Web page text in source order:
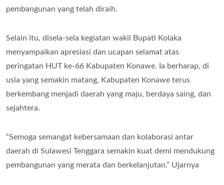
pembangunan yang telah diraih.
Selain itu, disela-sela kegiatan wakil Bupati Kolaka
menyampaikan apresiasi dan ucapan selamat atas
peringatan HUT ke-66 Kabupaten Konawe. Ia berharap, di
usia yang semakin matang, Kabupaten Konawe terus
berkembang menjadi daerah yang maju, berdaya saing, dan
sejahtera.
“Semoga semangat kebersamaan dan kolaborasi antar
daerah di Sulawesi Tenggara semakin kuat demi mendukung
pembangunan yang merata dan berkelanjutan.” Ujarnya